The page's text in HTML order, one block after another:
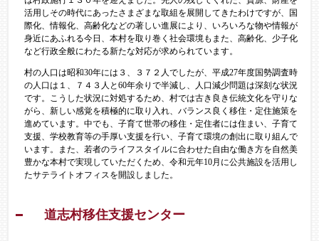
活用しその時代にあったさまざまな取組を展開してきたわけですが、国
際化、情報化、高齢化などの著しい進展により、いろいろな物や情報が
身近にあふれる今日、本村を取り巻く社会環境もまた、高齢化、少子化
など行政全般にわたる新たな対応が求められています。
村の人口は昭和30年には３、３７２人でしたが、平成27年度国勢調査時
の人口は１、７４３人と60年余りで半減し、人口減少問題は深刻な状況
です。こうした状況に対処するため、村では古き良き伝統文化を守りな
がら、新しい感覚を積極的に取り入れ、バランス良く移住・定住施策を
進めています。中でも、子育て世帯の移住・定住者には住まい、子育て
支援、学校教育等の手厚い支援を行い、子育て環境の創出に取り組んで
います。また、若者のライフスタイルに合わせた自由な働き方を自然美
豊かな本村で実現していただくため、令和元年10月に公共施設を活用し
たサテライトオフィスを開設しました。​​
道志村移住支援センター